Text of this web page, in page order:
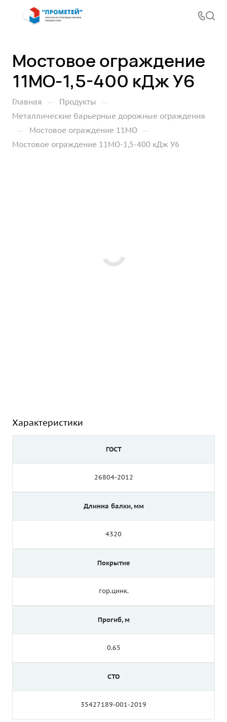
Мостовое ограждение
11МО-1,5-400 кДж У6
Главная — Продукты —
Металлические барьерные дорожные ограждения
— Мостовое ограждение 11МО —
Мостовое ограждение 11МО-1,5-400 кДж У6
Характеристики
ГОСТ
26804-2012
Длинна балки, мм
4320
Покрытие
гор.цинк.
Прогиб, м
0.65
СТО
35427189-001-2019